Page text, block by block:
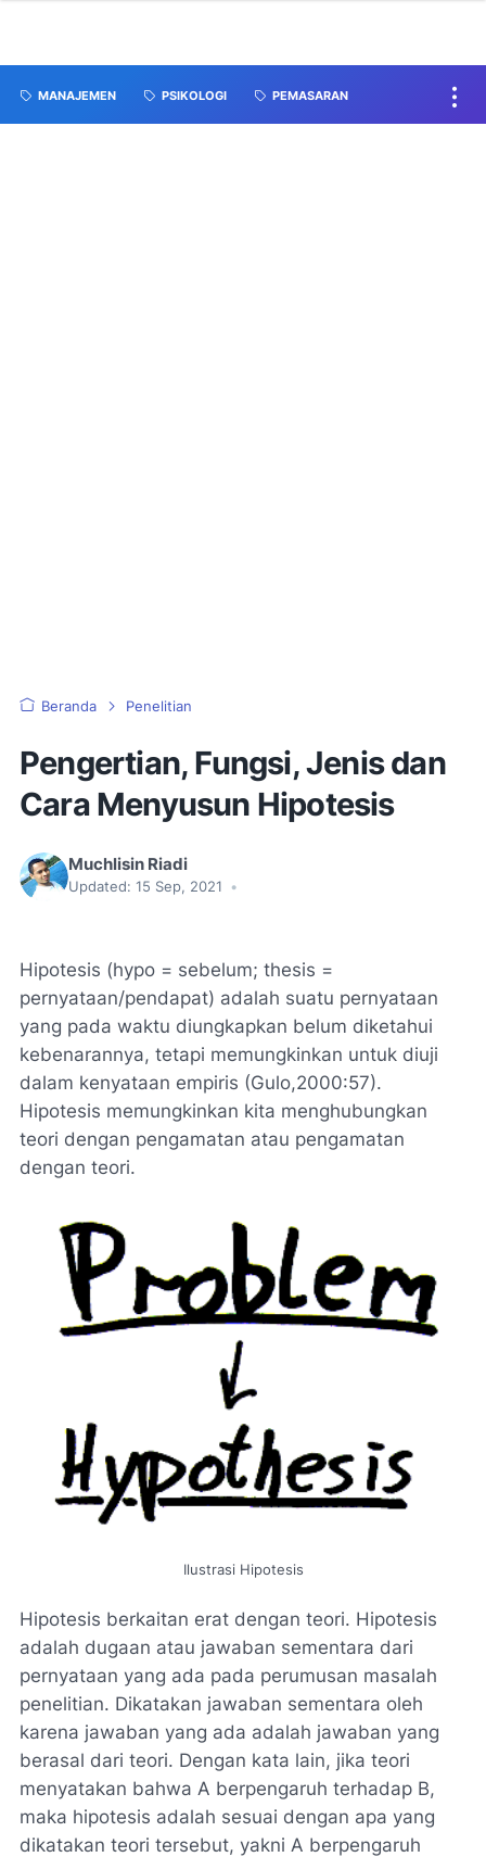
MANAJEMEN PSIKOLOGI PEMASARAN
Beranda Penelitian
Pengertian, Fungsi, Jenis dan
Cara Menyusun Hipotesis
Muchlisin Riadi
Updated: 15 Sep, 2021 •
Hipotesis (hypo = sebelum; thesis =
pernyataan/pendapat) adalah suatu pernyataan
yang pada waktu diungkapkan belum diketahui
kebenarannya, tetapi memungkinkan untuk diuji
dalam kenyataan empiris (Gulo,2000:57).
Hipotesis memungkinkan kita menghubungkan
teori dengan pengamatan atau pengamatan
dengan teori.
Ilustrasi Hipotesis
Hipotesis berkaitan erat dengan teori. Hipotesis
adalah dugaan atau jawaban sementara dari
pernyataan yang ada pada perumusan masalah
penelitian. Dikatakan jawaban sementara oleh
karena jawaban yang ada adalah jawaban yang
berasal dari teori. Dengan kata lain, jika teori
menyatakan bahwa A berpengaruh terhadap B,
maka hipotesis adalah sesuai dengan apa yang
dikatakan teori tersebut, yakni A berpengaruh